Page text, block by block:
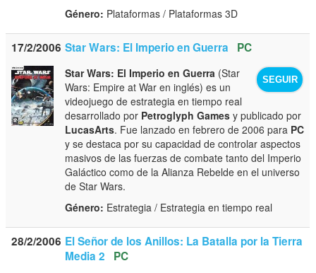
Género: Plataformas / Plataformas 3D
17/2/2006 Star Wars: El Imperio en Guerra PC
SEGUIR
Star Wars: El Imperio en Guerra (Star
Wars: Empire at War en inglés) es un
videojuego de estrategia en tiempo real
desarrollado por Petroglyph Games y publicado por
LucasArts. Fue lanzado en febrero de 2006 para PC
y se destaca por su capacidad de controlar aspectos
masivos de las fuerzas de combate tanto del Imperio
Galáctico como de la Alianza Rebelde en el universo
de Star Wars.
Género: Estrategia / Estrategia en tiempo real
28/2/2006 El Señor de los Anillos: La Batalla por la Tierra
Media 2
PC